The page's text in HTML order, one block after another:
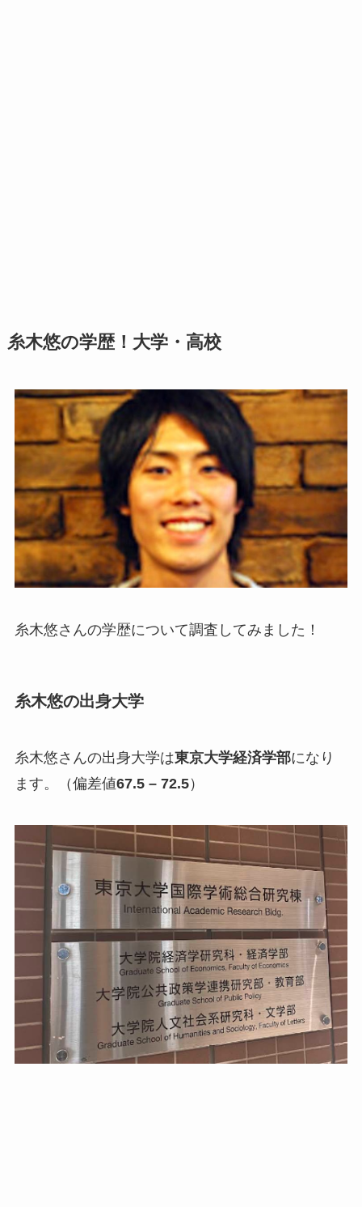
糸木悠の学歴！大学・高校
糸木悠さんの学歴について調査してみました！
糸木悠の出身大学
糸木悠さんの出身大学は東京大学経済学部になり
ます。（偏差値67.5 – 72.5）